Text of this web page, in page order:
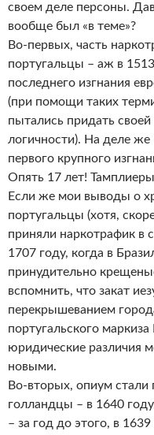
своем деле персоны.
вообще был «в теме»?
Во-первых, часть
португальцы – аж в
последнего изгнания
(при помощи таких
пытались придать
логичности). На деле
первого крупного
Опять 17 лет!
Если же мои выводы о
португальцы (хотя,
приняли наркотрафик в
1707 году, когда в
принудительно
вспомнить, что закат
перекрышеванием
португальского
юридические различия
новыми.
Во-вторых, опиум стали
голландцы – в 1640
– за год до этого, в